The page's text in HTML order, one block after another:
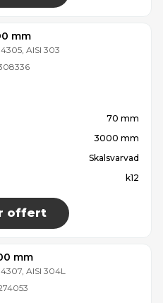
mm
AISI 303
70 mm
3000 mm
Skalsvarvad
k12
offert
mm
AISI 304L